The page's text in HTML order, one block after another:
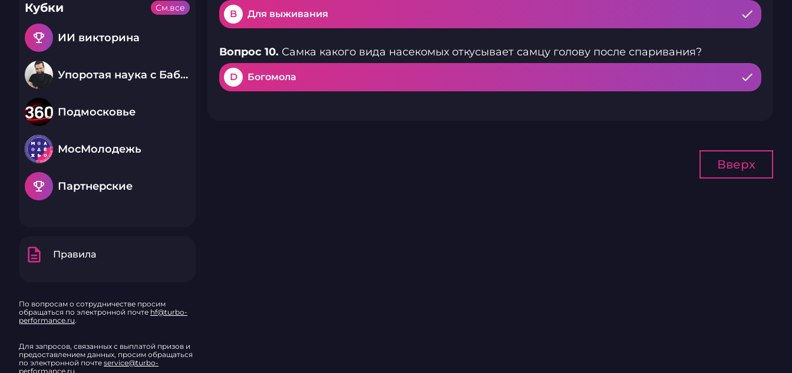
Кубки
emoji_events ИИ викторина
Упоротая наука с Бабаем Лютым
Подмосковье
МосМолодежь
emoji_events Партнерские
См.все
description Правила
По вопросам о сотрудничестве просим
обращаться по электронной почте hf@turbo-
performance.ru.
Для запросов, связанных с выплатой призов и
предоставлением данных, просим обращаться
по электронной почте service@turbo-
performance.ru.
B Для выживания
Вопрос 10. Самка какого вида насекомых откусывает самцу голову после спаривания?
D Богомола
Вверх